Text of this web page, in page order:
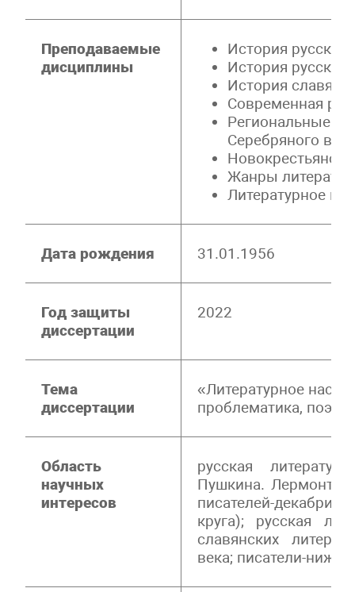
Преподаваемые
дисциплины
История русской
История русской
История
Современная
Региональные
Серебряного
Жанры
Литературное
Дата рождения 31.01.1956
Год защиты
диссертации
2022
Тема
диссертации
«Литературное
проблематика,
Область
научных
интересов
русская
Пушкина.
писателей-
круга); русская
славянских
века; писатели-